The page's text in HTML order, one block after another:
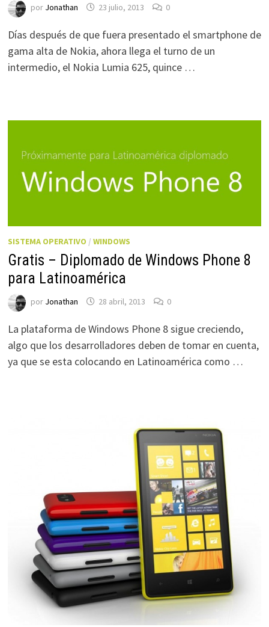
por Jonathan 23 julio, 2013 0
Días después de que fuera presentado el smartphone de
gama alta de Nokia, ahora llega el turno de un
intermedio, el Nokia Lumia 625, quince …
SISTEMA OPERATIVO / WINDOWS
Gratis – Diplomado de Windows Phone 8
para Latinoamérica
por Jonathan 28 abril, 2013 0
La plataforma de Windows Phone 8 sigue creciendo,
algo que los desarrolladores deben de tomar en cuenta,
ya que se esta colocando en Latinoamérica como …